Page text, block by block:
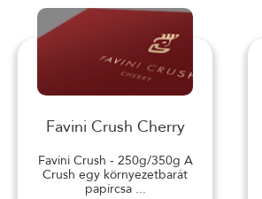
Favini Crush Cherry
Favini Crush - 250g/350g A
Crush egy környezetbarát
papírcsa ...